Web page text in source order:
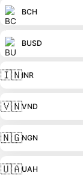
BCH
BUSD
🇮🇳INR
🇻🇳VND
🇳🇬NGN
🇺🇦UAH